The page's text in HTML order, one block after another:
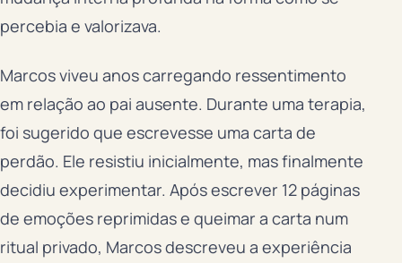
percebia e valorizava.
Marcos viveu anos carregando ressentimento
em relação ao pai ausente. Durante uma terapia,
foi sugerido que escrevesse uma carta de
perdão. Ele resistiu inicialmente, mas finalmente
decidiu experimentar. Após escrever 12 páginas
de emoções reprimidas e queimar a carta num
ritual privado, Marcos descreveu a experiência